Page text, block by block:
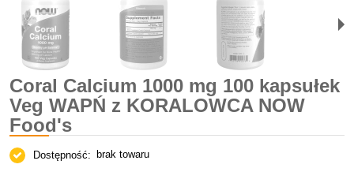
Coral Calcium 1000 mg 100 kapsułek
Veg WAPŃ z KORALOWCA NOW
Food's
Dostępność: brak towaru